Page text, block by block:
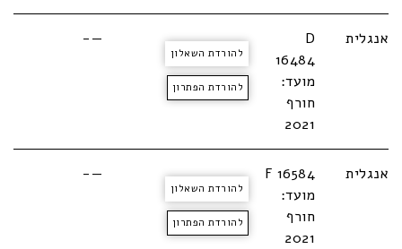
אנגלית
D
16484
מועד:
חורף
2021
להורדת השאלון
להורדת הפתרון
—-
אנגלית
F 16584
מועד:
חורף
2021
להורדת השאלון
להורדת הפתרון
—-